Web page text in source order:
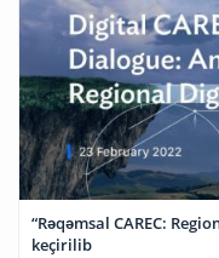
“Rəqəmsal CAREC:
keçirilib